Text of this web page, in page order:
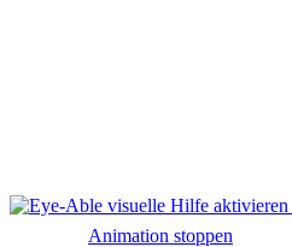
Animation stoppen